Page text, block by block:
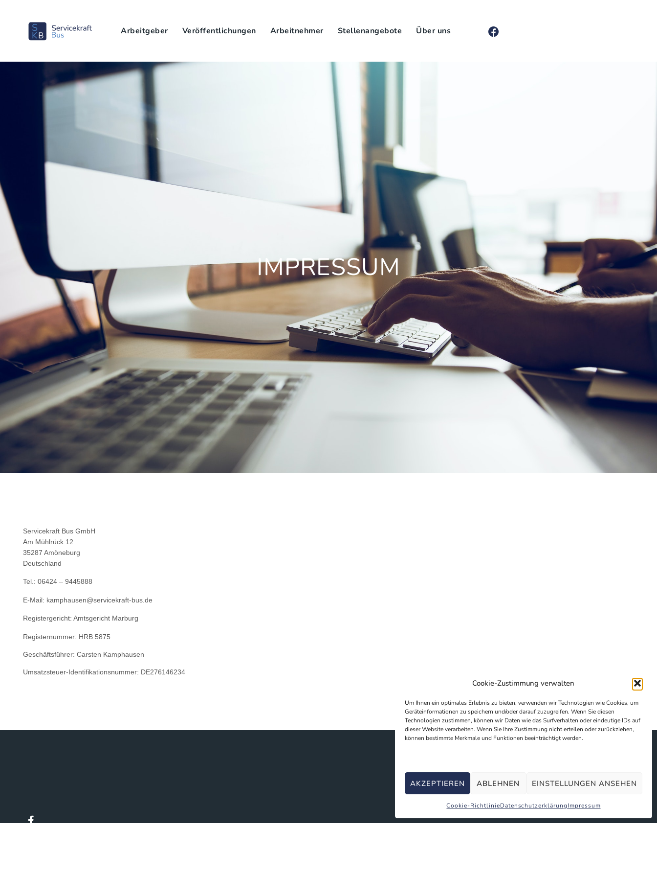
Cookie-Zustimmung verwalten
Um Ihnen ein optimales Erlebnis zu bieten, verwenden wir Technologien wie Cookies, um
Geräteinformationen zu speichern und/oder darauf zuzugreifen. Wenn Sie diesen
Technologien zustimmen, können wir Daten wie das Surfverhalten oder eindeutige IDs auf
dieser Website verarbeiten. Wenn Sie Ihre Zustimmung nicht erteilen oder zurückziehen,
können bestimmte Merkmale und Funktionen beeinträchtigt werden.
AKZEPTIEREN ABLEHNEN EINSTELLUNGEN ANSEHEN
Cookie-RichtlinieDatenschutzerklärungImpressum
Arbeitgeber Veröffentlichungen Arbeitnehmer Stellenangebote Über uns
IMPRESSUM
Servicekraft Bus GmbH
Am Mühlrück 12
35287 Amöneburg
Deutschland
Tel.: 06424 – 9445888
E-Mail: kamphausen@servicekraft-bus.de
Registergericht: Amtsgericht Marburg
Registernummer: HRB 5875
Geschäftsführer: Carsten Kamphausen
Umsatzsteuer-Identifikationsnummer: DE276146234